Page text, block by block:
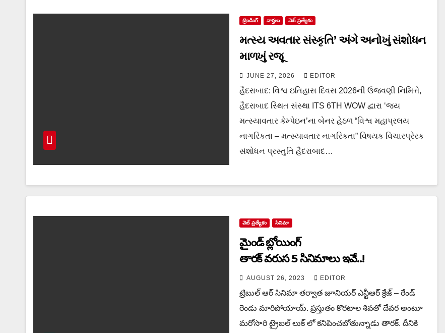
ట్రెండింగ్ వార్త‌లు వెబ్ ప్రత్యేకం
મત્સ્ય અવતાર સંસ્કૃતિ’ અંગે અનોખું સંશોધન
માળખું રજૂ
JUNE 27, 2026 EDITOR
હૈદરાબાદ: વિશ્વ ઇતિહાસ દિવસ 2026ની ઉજવણી નિમિત્તે,
હૈદરાબાદ સ્થિત સંસ્થા ITS 6TH WOW દ્વારા ‘જય
મત્સ્યાવતાર કેમ્પેઇન’ના બેનર હેઠળ “વિશ્વ મહાપ્રલય
નાગરિકતા – મત્સ્યાવતાર નાગરિકતા” વિષયક વિચારપ્રેરક
સંશોધન પ્રસ્તુતિ હૈદરાબાદ…
వెబ్ ప్రత్యేకం సినిమా
మైండ్ బ్లోయింగ్
తారక్ వరుస 5 సినిమాలు ఇవే..!
AUGUST 26, 2023 EDITOR
ట్రిబుల్ ఆర్ సినిమా తర్వాత జూనియర్ ఎన్టీఆర్ క్రేజ్ – రేండ్
రెండు మారిపోయాయ్. ప్రస్తుతం కొరటాల శివతో దేవర అంటూ
మరోసారి ట్రైబల్ లుక్ లో కనిపించబోతున్నాడు తారక్. దీనికి